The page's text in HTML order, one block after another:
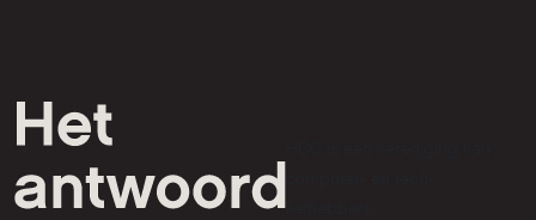
liefhebbers.